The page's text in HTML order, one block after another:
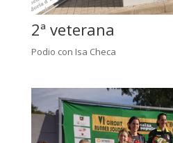
2ª veterana
Podio con Isa Checa